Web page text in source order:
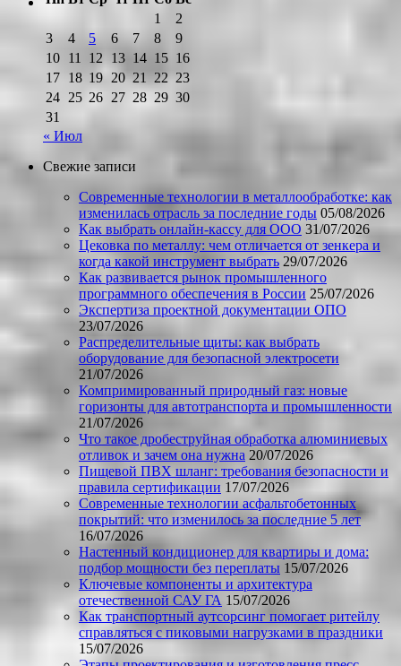
1
2
3
4 5 6 7 8
9
10 11 12 13 14 15 16
17 18 19 20 21 22 23
24 25 26 27 28 29 30
31
« Июл
Свежие записи
Современные технологии в металлообработке: как
изменилась отрасль за последние годы 05/08/2026
Как выбрать онлайн-кассу для ООО 31/07/2026
Цековка по металлу: чем отличается от зенкера и
когда какой инструмент выбрать 29/07/2026
Как развивается рынок промышленного
программного обеспечения в России 25/07/2026
Экспертиза проектной документации ОПО
23/07/2026
Распределительные щиты: как выбрать
оборудование для безопасной электросети
21/07/2026
Компримированный природный газ: новые
горизонты для автотранспорта и промышленности
21/07/2026
Что такое дробеструйная обработка алюминиевых
отливок и зачем она нужна 20/07/2026
Пищевой ПВХ шланг: требования безопасности и
правила сертификации 17/07/2026
Современные технологии асфальтобетонных
покрытий: что изменилось за последние 5 лет
16/07/2026
Настенный кондиционер для квартиры и дома:
подбор мощности без переплаты 15/07/2026
Ключевые компоненты и архитектура
отечественной САУ ГА 15/07/2026
Как транспортный аутсорсинг помогает ритейлу
справляться с пиковыми нагрузками в праздники
15/07/2026